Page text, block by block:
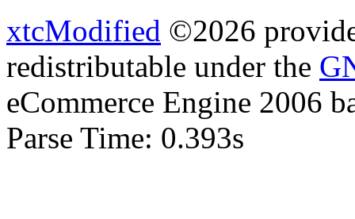
xtcModified ©2026
redistributable under the
eCommerce Engine 2006
Parse Time: 0.393s